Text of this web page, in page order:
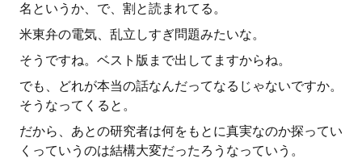
名というか、で、割と読まれてる。
米東弁の電気、乱立しすぎ問題みたいな。
そうですね。ベスト版まで出してますからね。
でも、どれが本当の話なんだってなるじゃないですか。
そうなってくると。
だから、あとの研究者は何をもとに真実なのか探ってい
くっていうのは結構大変だったろうなっていう。